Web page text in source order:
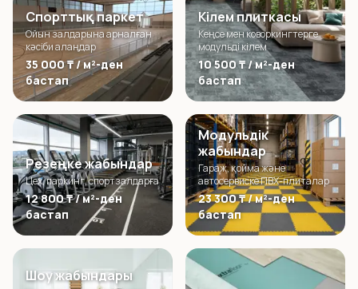
Спорттық паркет
Ойын залдарына арналған
кәсіби алаңдар
35 000 ₸ / м²-ден
бастап
Кілем плиткасы
Кеңсе мен коворкингтерге
модульді кілем
10 500 ₸ / м²-ден
бастап
Резеңке жабындар
Цех, паркинг, спортзалдарға
12 800 ₸ / м²-ден
бастап
Модульдік
жабындар
Гараж, қойма және
автосервиске ПВХ-плиталар
23 300 ₸ / м²-ден
бастап
Шоу жабындары